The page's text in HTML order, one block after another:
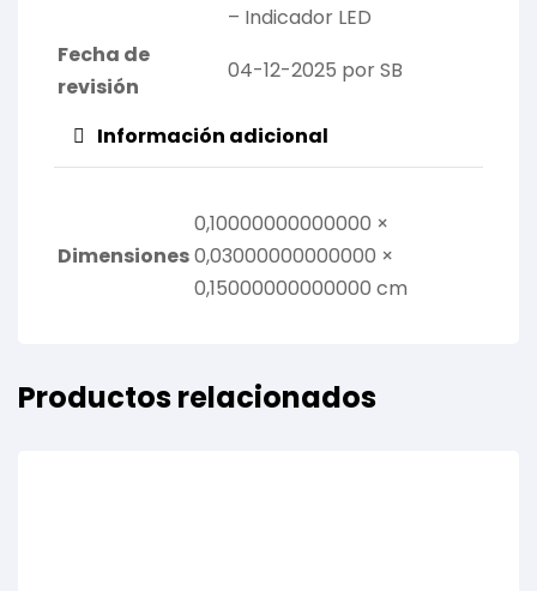
– Indicador LED
Fecha de
revisión
04-12-2025 por SB
Información adicional
Dimensiones
0,10000000000000 ×
0,03000000000000 ×
0,15000000000000 cm
Productos relacionados